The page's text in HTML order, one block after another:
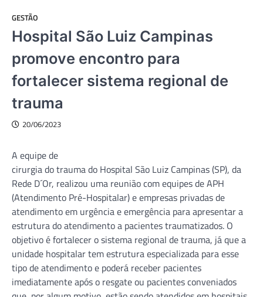
GESTÃO
Hospital São Luiz Campinas
promove encontro para
fortalecer sistema regional de
trauma
20/06/2023
A equipe de
cirurgia do trauma do Hospital São Luiz Campinas (SP), da
Rede D´Or, realizou uma reunião com equipes de APH
(Atendimento Pré-Hospitalar) e empresas privadas de
atendimento em urgência e emergência para apresentar a
estrutura do atendimento a pacientes traumatizados. O
objetivo é fortalecer o sistema regional de trauma, já que a
unidade hospitalar tem estrutura especializada para esse
tipo de atendimento e poderá receber pacientes
imediatamente após o resgate ou pacientes conveniados